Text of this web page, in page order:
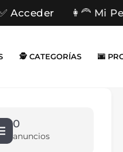
Acceder 👩‍🦰 Mi
🕵️ CATEGORÍAS 🌆
0
anuncios